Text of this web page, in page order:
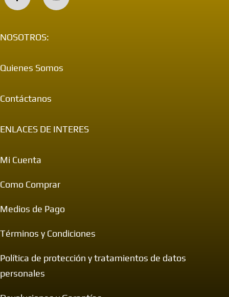
NOSOTROS:
Quienes Somos
Contáctanos
ENLACES DE INTERES
Mi Cuenta
Como Comprar
Medios de Pago
Términos y Condiciones
Política de protección y tratamientos de datos
personales